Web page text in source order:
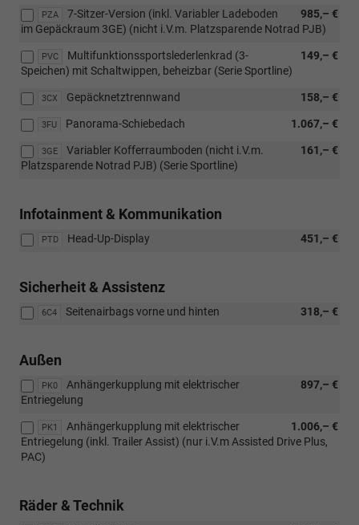
PZA 985,– €
7-Sitzer-Version (inkl. Variabler Ladeboden
im Gepäckraum 3GE) (nicht i.V.m. Platzsparende Notrad PJB)
PVC 149,– €
Multifunktionssportslederlenkrad (3-
Speichen) mit Schaltwippen, beheizbar (Serie Sportline)
3CX 158,– €
Gepäcknetztrennwand
3FU 1.067,– €
Panorama-Schiebedach
3GE 161,– €
Variabler Kofferraumboden (nicht i.V.m.
Platzsparende Notrad PJB) (Serie Sportline)
Infotainment & Kommunikation
PTD 451,– €
Head-Up-Display
Sicherheit & Assistenz
6C4 318,– €
Seitenairbags vorne und hinten
Außen
PK0 897,– €
Anhängerkupplung mit elektrischer
Entriegelung
PK1 1.006,– €
Anhängerkupplung mit elektrischer
Entriegelung (inkl. Trailer Assist) (nur i.V.m Assisted Drive Plus,
PAC)
Räder & Technik